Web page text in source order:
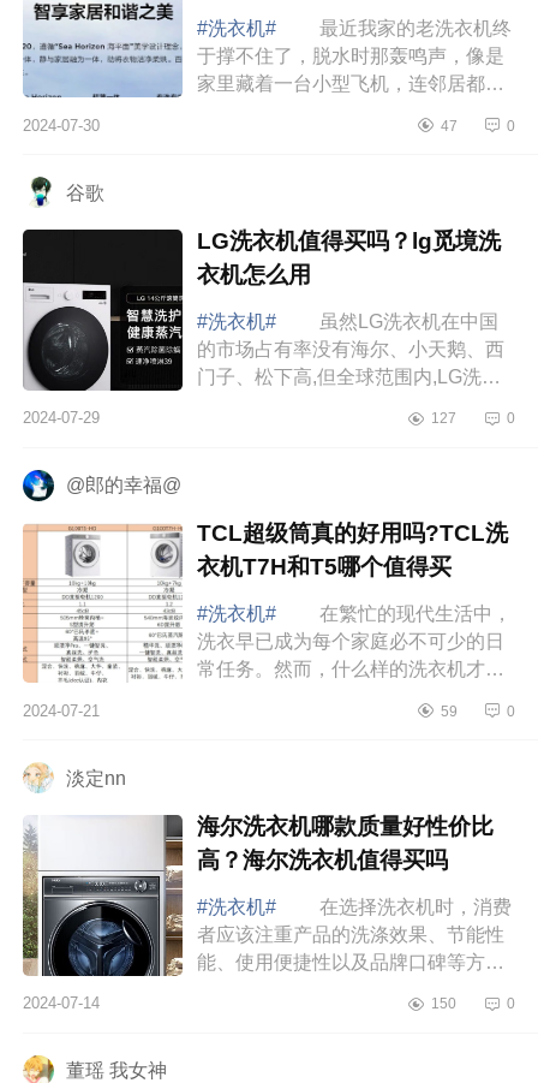
哪款好用
#洗衣机#
最近我家的老洗衣机终
于撑不住了，脱水时那轰鸣声，像是
家里藏着一台小型飞机，连邻居都忍
为大家介绍下tcl洗衣机哪个型号性价
2024-07-30 47 0
谷歌
LG洗衣机值得买吗？lg觅境洗
衣机怎么用
#洗衣机#
虽然LG洗衣机在中国
的市场占有率没有海尔、小天鹅、西
门子、松下高,但全球范围内,LG洗衣
LG洗衣机值得买吗？lg觅境洗衣机怎
2024-07-29 127 0
@郎的幸福@
TCL超级筒真的好用吗?TCL洗
衣机T7H和T5哪个值得买
#洗衣机#
在繁忙的现代生活中，
洗衣早已成为每个家庭必不可少的日
常任务。然而，什么样的洗衣机才能
面小编为大家介绍下TCL超级筒真的
2024-07-21 59 0
淡定nn
海尔洗衣机哪款质量好性价比
高？海尔洗衣机值得买吗
#洗衣机#
在选择洗衣机时，消费
者应该注重产品的洗涤效果、节能性
能、使用便捷性以及品牌口碑等方
机哪款质量好性价比高？海尔洗衣机
2024-07-14 150 0
董瑶 我女神